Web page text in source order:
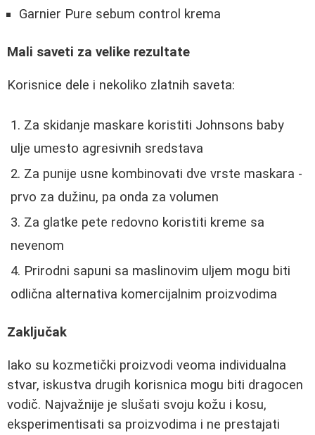
Garnier Pure sebum control krema
Mali saveti za velike rezultate
Korisnice dele i nekoliko zlatnih saveta:
Za skidanje maskare koristiti Johnsons baby
ulje umesto agresivnih sredstava
Za punije usne kombinovati dve vrste maskara -
prvo za dužinu, pa onda za volumen
Za glatke pete redovno koristiti kreme sa
nevenom
Prirodni sapuni sa maslinovim uljem mogu biti
odlična alternativa komercijalnim proizvodima
Zaključak
Iako su kozmetički proizvodi veoma individualna
stvar, iskustva drugih korisnica mogu biti dragocen
vodič. Najvažnije je slušati svoju kožu i kosu,
eksperimentisati sa proizvodima i ne prestajati